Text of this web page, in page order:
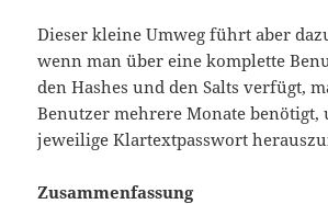
Dieser kleine Umweg führt aber
wenn man über eine komplette
den Hashes und den Salts verfügt,
Benutzer mehrere Monate benötigt,
jeweilige Klartextpasswort
Zusammenfassung